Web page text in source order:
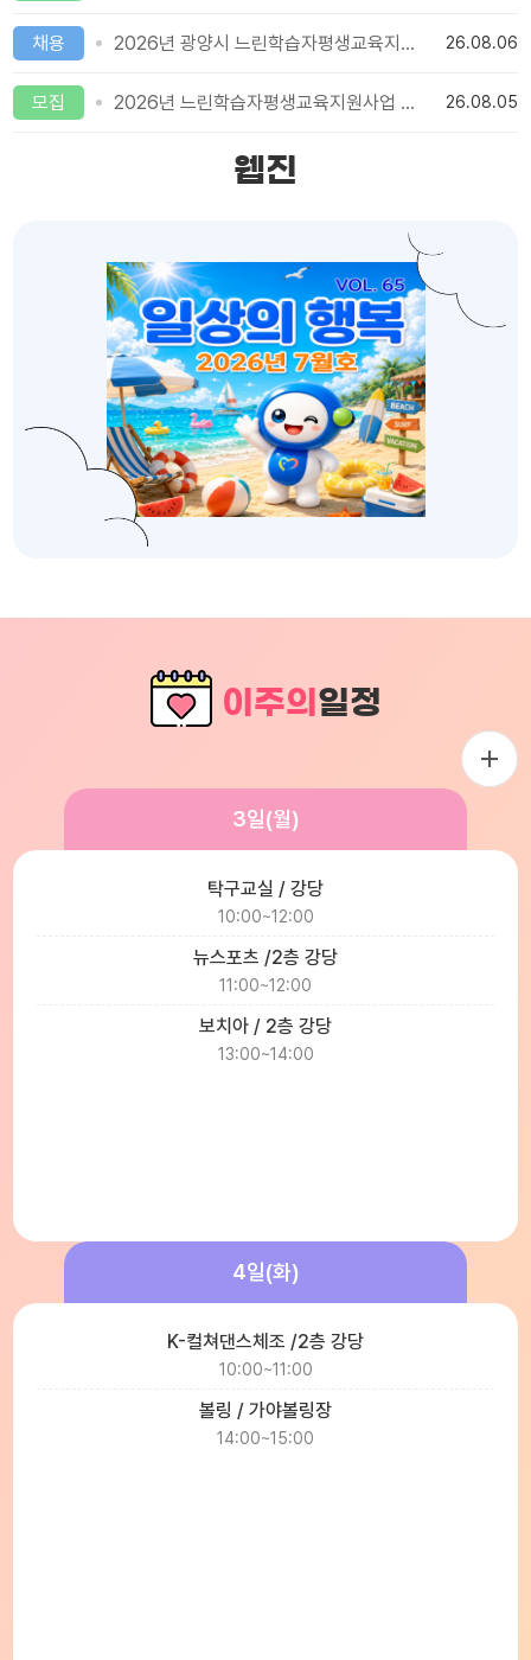
채용 2026년 광양시 느린학습자평생교육지원사업_강사 공개 채용 26.08.06
모집 2026년 느린학습자평생교육지원사업 대상자 모집(선착순 모집) 26.08.05
웹진
이주의 일정
3일(월)
탁구교실 / 강당
10:00~12:00
뉴스포츠 /2층 강당
11:00~12:00
보치아 / 2층 강당
13:00~14:00
4일(화)
K-컬쳐댄스체조 /2층 강당
10:00~11:00
볼링 / 가야볼링장
14:00~15:00